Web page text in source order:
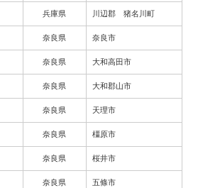
兵庫県 川辺郡 猪名川町
奈良県 奈良市
奈良県 大和高田市
奈良県 大和郡山市
奈良県 天理市
奈良県 橿原市
奈良県 桜井市
奈良県 五條市